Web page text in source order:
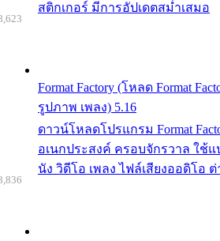
สติกเกอร์ มีการอัปเดตสม่ำเสมอ
Format Factory (โหลด Format
รูปภาพ เพลง) 5.16
ดาวน์โหลดโปรแกรม Format
อเนกประสงค์ ครอบจักรวาล ใช้
นัง วิดีโอ เพลง ไฟล์เสียงออดิโอ ต่